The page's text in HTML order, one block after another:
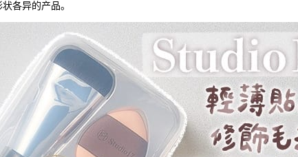
各异的产品。